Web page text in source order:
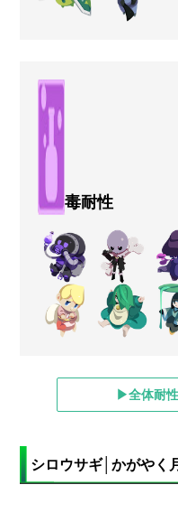
毒耐性
▶全体耐
シロウサギ│かがやく